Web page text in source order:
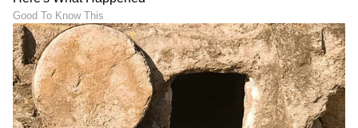
ಸುವರ್ಣ ನ್ಯೂಸ್‌ನಲ್ಲಿ ಮನರಂಜನಾ ವಿಭಾಗ ನೋಡಿ.
ಸಿನಿಮಾ ವಿಮರ್ಶೆಗಳು (Kannada Movies Review),
ತಾರೆಯರ ಸಂದರ್ಶನಗಳು, ಧಾರಾವಾಹಿ ಅಪ್‌ಡೇಟ್ಸ್‌,
ತೆರೆಮರೆಯ ಕಥೆಗಳು,OTT ರಿಲೀಸ್‌ಗಳ ಬಗ್ಗೆ
ಮಾಹಿತಿಯೂ ಇಲ್ಲಿದೆ.